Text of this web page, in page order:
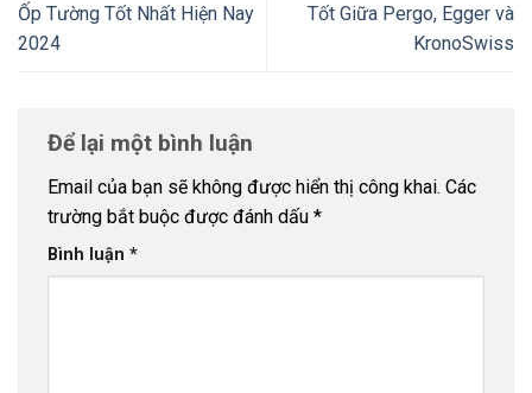
Ốp Tường Tốt Nhất Hiện Nay
2024
Tốt Giữa Pergo, Egger và
KronoSwiss
Để lại một bình luận
Email của bạn sẽ không được hiển thị công khai. Các
trường bắt buộc được đánh dấu *
Bình luận *